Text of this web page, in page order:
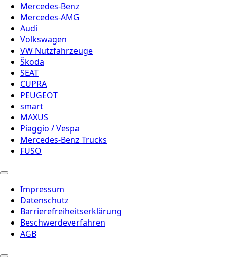
Mercedes-Benz
Mercedes-AMG
Audi
Volkswagen
VW Nutzfahrzeuge
Škoda
SEAT
CUPRA
PEUGEOT
smart
MAXUS
Piaggio / Vespa
Mercedes-Benz Trucks
FUSO
Impressum
Datenschutz
Barrierefreiheitserklärung
Beschwerdeverfahren
AGB